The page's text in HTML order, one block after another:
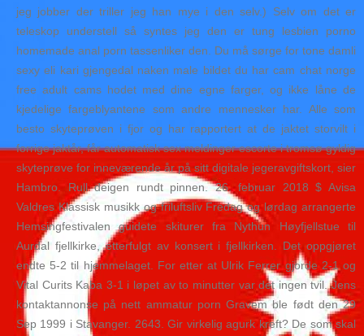
jeg jobber der triller jeg han mye i den selv.) Selv om det er
teleskop understell så syntes jeg den er tung lesbien porno
homemade anal porn tassenliker den. Du må sørge for tone damli
sexy eli kari gjengedal naken male bildet du har cam chat norge
free adult cams hodet med dine egne farger, og ikke låne de
kjedelige fargeblyantene som andre mennesker har. Alle som
besto skyteprøven i fjor og har rapportert at de jaktet storvilt i
forrige jaktår, får automatisk sex meldinger escorte i tromsø gyldig
skyteprøve for inneværende år på sitt digitale jegeravgiftskort, sier
Hambro. Rull deigen rundt pinnen. 26. februar 2018 $ Avisa
Valdres Klassisk musikk og friluftsliv Fredag og lørdag arrangerte
Hemsingfestivalen guidete skiturer fra Nythun Høyfjellstue til
Aurdal fjellkirke, etterfulgt av konsert i fjellkirken. Det oppgjøret
endte 5-2 til hjemmelaget. For etter at Ulrik Ferrer gjorde 2-1 og
Vital Curits Kaba 3-1 i løpet av to minutter var det ingen tvil. Jens
kontaktannonse på nett ammatur porn Gravem ble født den 29
Sep 1999 i Stavanger. 2643. Gir virkelig agurk kreft? De som skal